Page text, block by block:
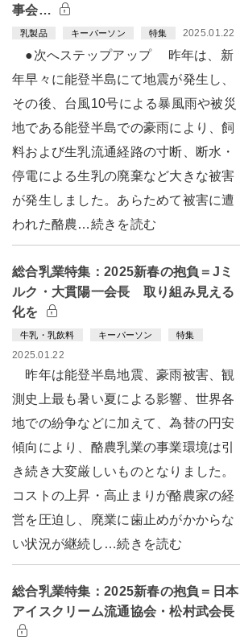
事会…
乳製品 キーパーソン 特集 2025.01.22
●次へステップアップ 昨年は、新
年早々に能登半島にて地震が発生し、
その後、台風10号による暴風雨や被災
地である能登半島での豪雨により、飼
料および生乳流通経路の寸断、断水・
停電による生乳の廃棄など大きな被害
が発生しました。あらためて被害に遭
われた酪農…続きを読む
総合乳業特集：2025新春の抱負＝Jミ
ルク・大貫陽一会長 取り組み見える
化を
牛乳・乳飲料 キーパーソン 特集
2025.01.22
昨年は能登半島地震、豪雨被害、観
測史上最も暑い夏による影響、世界各
地での紛争などに加えて、為替の円安
傾向により、酪農乳業の事業環境は引
き続き大変厳しいものとなりました。
コストの上昇・高止まりが酪農家の経
営を圧迫し、廃業に歯止めがかからな
い状況が継続し…続きを読む
総合乳業特集：2025新春の抱負＝日本
アイスクリーム流通協会・松村武会長